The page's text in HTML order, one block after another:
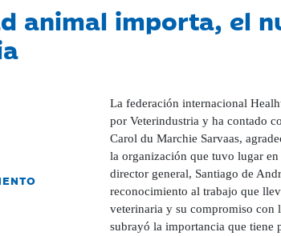
animal importa, el
La federación internacional
por Veterindustria y ha contado
Carol du Marchie Sarvaas,
la organización que tuvo lugar en
director general, Santiago de
reconocimiento al trabajo que
veterinaria y su compromiso con
subrayó la importancia que tiene